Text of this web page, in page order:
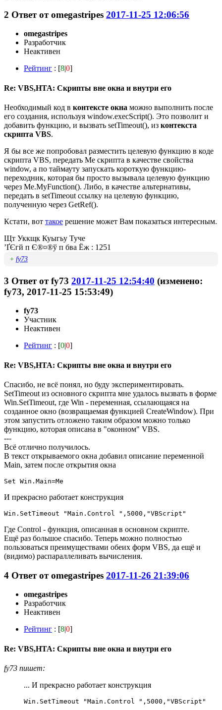
2 Ответ отomegastripes 2017-11-25 12:06:56
omegastripes
Разработчик
Неактивен
Рейтинг : [8|0]
Re: VBS,HTA: Скрипты вне окна и внутри его
Необходимый код в контексте окна можно выполнить после
его создания, используя window.execScript(). Это позволит и
добавить функцию, и вызвать setTimeout(), из контекста
скрипта VBS.
Я бы все же попробовал разместить целевую функцию в коде
скрипта VBS, передать Me скрипта в качестве свойства
window, а по таймауту запускать короткую функцию-
переходник, которая бы просто вызывала целевую функцию
через Me.MyFunction(). Либо, в качестве альтернативы,
передать в setTimeout ссылку на целевую функцию,
полученную через GetRef().
Кстати, вот такое решение может Вам показаться интересным.
Щт Уккщк Куыгьу Туче
’ҐЄгй п Є®¤®ў п бва Ёж : 1251
+ fy73
3 Ответ отfy73 2017-11-25 12:54:40 (изменено:
fy73, 2017-11-25 15:53:49)
fy73
Участник
Неактивен
Рейтинг : [0|0]
Re: VBS,HTA: Скрипты вне окна и внутри его
Спасибо, не всё понял, но буду экспериментировать.
SetTimeout из основного скрипта мне удалось вызвать в форме
Win.SetTimeout, где Win - переменная, ссылающаяся на
созданное окно (возвращаемая функцией CreateWindow). При
этом запустить отложено таким образом можно только
функцию, которая описана в "оконном" VBS.
---
Всё отлично получилось.
В текст открываемого окна добавил описание переменной
Main, затем после открытия окна
Set Win.Main=Me
И прекрасно работает конструкция
Win.SetTimeout "Main.Control ",5000,"VBScript"
Где Control - функция, описанная в основном скрипте.
Ещё раз большое спасибо. Теперь можно полностью
пользоваться преимуществами обеих форм VBS, да ещё и
(видимо) распараллеливать вычисления.
4 Ответ отomegastripes 2017-11-26 21:39:06
omegastripes
Разработчик
Неактивен
Рейтинг : [8|0]
Re: VBS,HTA: Скрипты вне окна и внутри его
fy73 пишет:
... И прекрасно работает конструкция
Win.SetTimeout "Main.Control ",5000,"VBScript"